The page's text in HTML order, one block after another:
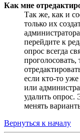
Как мне
Так же, как и
только их
перейдите к
опрос всегда
если кто-то
или
удалить опрос.
менять
Вернуться к началу